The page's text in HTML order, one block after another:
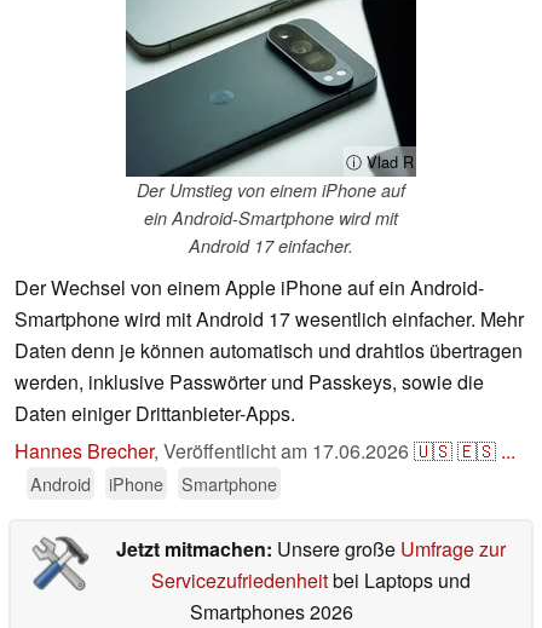
ⓘ Vlad R
Der Umstieg von einem iPhone auf
ein Android-Smartphone wird mit
Android 17 einfacher.
Der Wechsel von einem Apple iPhone auf ein Android-
Smartphone wird mit Android 17 wesentlich einfacher. Mehr
Daten denn je können automatisch und drahtlos übertragen
werden, inklusive Passwörter und Passkeys, sowie die
Daten einiger Drittanbieter-Apps.
Hannes Brecher, Veröffentlicht am 17.06.2026🇺🇸🇪🇸 ...
Android iPhone Smartphone
Jetzt mitmachen: Unsere große Umfrage zur
Servicezufriedenheitbei Laptops und
Smartphones 2026